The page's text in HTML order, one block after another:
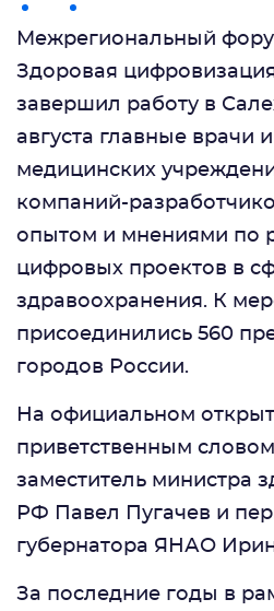
Межрегиональный
Здоровая
завершил работу в
августа главные врачи
медицинских
компаний-
опытом и мнениями по
цифровых проектов в
здравоохранения. К
присоединились 560
городов России.
На официальном
приветственным
заместитель министра
РФ Павел Пугачев и
губернатора ЯНАО
За последние годы в